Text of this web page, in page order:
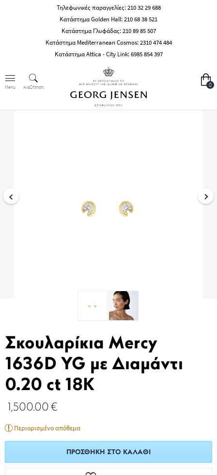
Τηλεφωνικές παραγγελίες:210 32 29 688
Κατάστημα Golden Hall:210 68 38 521
Κατάστημα Γλυφάδας:210 89 85 507
Κατάστημα Mediterranean Cosmos:2310 474 484
Κατάστημα Attica - City Link:6985 854 397
Menu Αναζήτηση 0
Σκουλαρίκια Mercy
1636D YG με Διαμάντι
0.20 ct 18K
1,500.00 €
Περιορισμένο απόθεμα
ΠΡΟΣΘΉΚΗ ΣΤΟ ΚΑΛΆΘΙ